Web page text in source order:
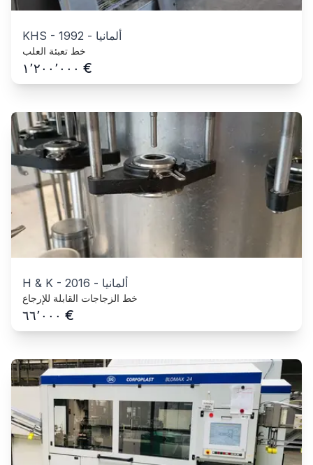
KHS - 1992 - ألمانيا
خط تعبئة العلب
١٬٢٠٠٬٠٠٠ €
H & K - 2016 - ألمانيا
خط الزجاجات القابلة للإرجاع
٦٦٬٠٠٠ €